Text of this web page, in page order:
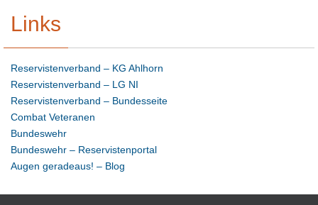
Links
Reservistenverband – KG Ahlhorn
Reservistenverband – LG NI
Reservistenverband – Bundesseite
Combat Veteranen
Bundeswehr
Bundeswehr – Reservistenportal
Augen geradeaus! – Blog